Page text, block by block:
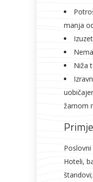
manja
Niža
žarnom
Hoteli,